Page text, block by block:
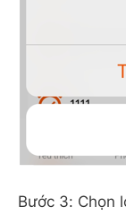
Bước 3: Chọn